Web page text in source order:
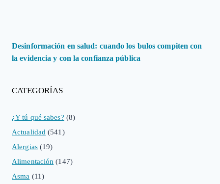
Desinformación en salud: cuando los bulos compiten con
la evidencia y con la confianza pública
CATEGORÍAS
¿Y tú qué sabes? (8)
Actualidad (541)
Alergias(19)
Alimentación (147)
Asma (11)